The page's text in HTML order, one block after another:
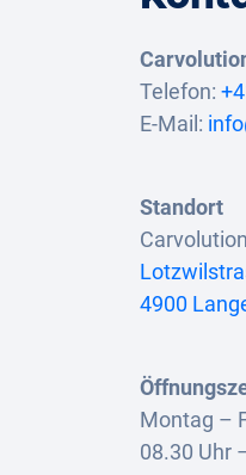
Telefon:
E-Mail:
Standort
4900
Montag –
08.30 Uhr